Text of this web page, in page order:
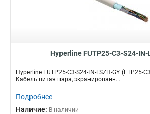
Hyperline FUTP25-C3-S24-IN-
Hyperline FUTP25-C3-S24-IN-LSZH-GY (FTP25-
Кабель витая пара, экранированн...
Подробнее
Наличие: В наличии